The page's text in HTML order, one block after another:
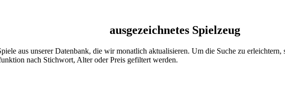
ausgezeichnetes Spielzeug
aus unserer Datenbank, die wir monatlich aktualisieren. Um die Suche zu
nach Stichwort, Alter oder Preis gefiltert werden.